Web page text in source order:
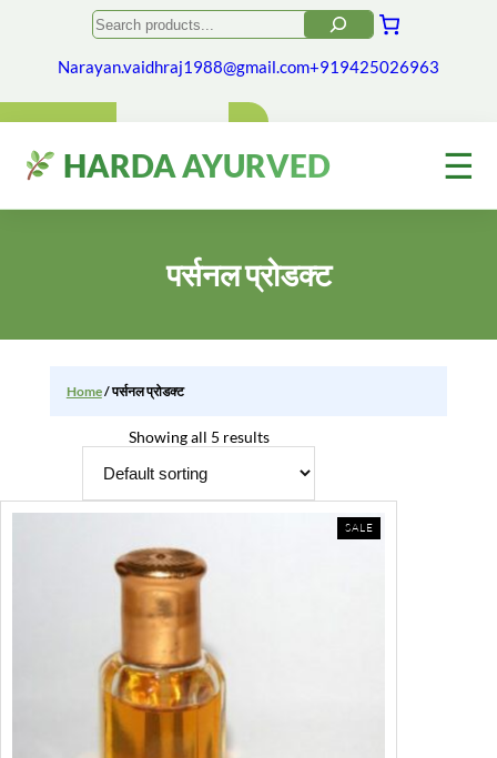
Search
Narayan.vaidhraj1988@gmail.com+919425026963
HARDA AYURVED ☰
पर्सनल प्रोडक्ट
Home/ पर्सनल प्रोडक्ट
Showing all 5 results
SALEPRODUCT
ON